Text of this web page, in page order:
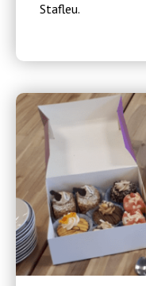
Stafleu.